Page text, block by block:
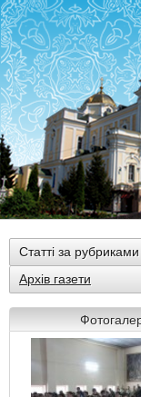
Статті за рубриками
Архів газети